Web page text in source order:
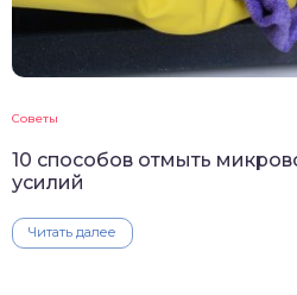
Советы
10 способов отмыть
усилий
Читать далее